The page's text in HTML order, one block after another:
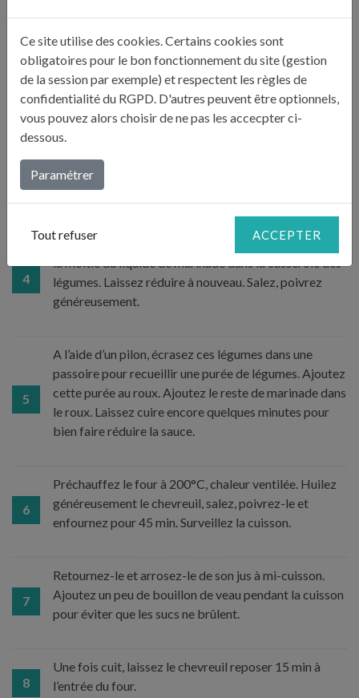
2
Le lendemain, hachez les légumes de la sauce et faites-
les dorer sur le feu avec 2 cuillers à soupe d’huile
d’olive.
Dans une casserole, préparez un roux en faisant
30 secondes. Diluez progressivement avec 50 cl de
fond de veau et faites épaissir sans cesser de remuer.
4
Sortez le chevreuil de la marinade, filtrez-la et versez
la moitié du liquide de marinade dans la casserole des
légumes. Laissez réduire à nouveau. Salez, poivrez
généreusement.
5
A l’aide d’un pilon, écrasez ces légumes dans une
passoire pour recueillir une purée de légumes. Ajoutez
cette purée au roux. Ajoutez le reste de marinade dans
le roux. Laissez cuire encore quelques minutes pour
bien faire réduire la sauce.
6
Préchauffez le four à 200°C, chaleur ventilée. Huilez
généreusement le chevreuil, salez, poivrez-le et
enfournez pour 45 min. Surveillez la cuisson.
7
Retournez-le et arrosez-le de son jus à mi-cuisson.
Ajoutez un peu de bouillon de veau pendant la cuisson
pour éviter que les sucs ne brûlent.
8
Une fois cuit, laissez le chevreuil reposer 15 min à
l’entrée du four.
Ce site utilise des cookies. Certains cookies sont
obligatoires pour le bon fonctionnement du site (gestion
de la session par exemple) et respectent les règles de
confidentialité du RGPD. D'autres peuvent être optionnels,
vous pouvez alors choisir de ne pas les accecpter ci-
dessous.
Paramétrer
Tout refuser ACCEPTER